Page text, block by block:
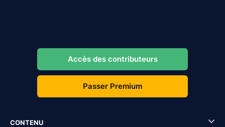
Accès des contributeurs
Passer Premium
CONTENU